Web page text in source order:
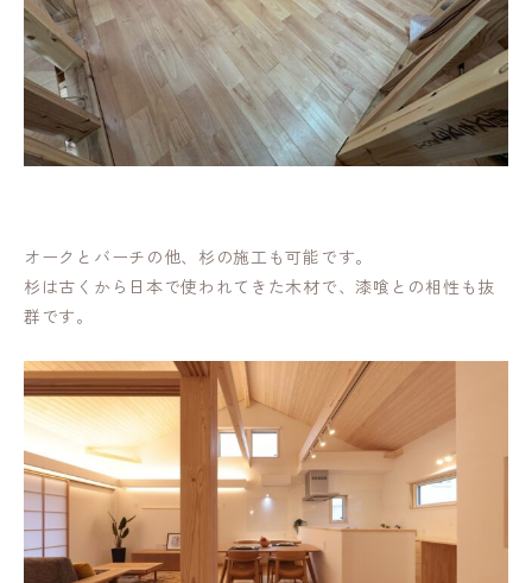
オークとバーチの他、杉の施工も可能です。
杉は古くから日本で使われてきた木材で、漆喰との相性も抜
群です。